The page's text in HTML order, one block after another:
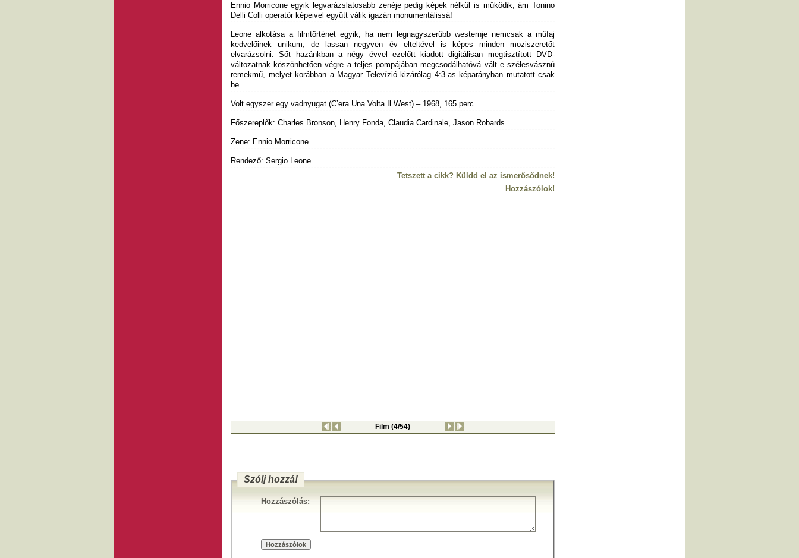
Ennio Morricone egyik legvarázslatosabb zenéje pedig képek nélkül is működik, ám Tonino
Delli Colli operatőr képeivel együtt válik igazán monumentálissá!
Leone alkotása a filmtörténet egyik, ha nem legnagyszerűbb westernje nemcsak a műfaj
kedvelőinek unikum, de lassan negyven év elteltével is képes minden moziszeretőt
elvarázsolni. Sőt hazánkban a négy évvel ezelőtt kiadott digitálisan megtisztított DVD-
változatnak köszönhetően végre a teljes pompájában megcsodálhatóvá vált e szélesvásznú
remekmű, melyet korábban a Magyar Televízió kizárólag 4:3-as képarányban mutatott csak
be.
Volt egyszer egy vadnyugat (C’era Una Volta Il West) – 1968, 165 perc
Főszereplők: Charles Bronson, Henry Fonda, Claudia Cardinale, Jason Robards
Zene: Ennio Morricone
Rendező: Sergio Leone
Tetszett a cikk? Küldd el az ismerősődnek!
Hozzászólok!
Film (4/54)
Szólj hozzá!
Hozzászólás: